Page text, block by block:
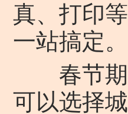
真、打印
一站搞定。
春节期
可以选择